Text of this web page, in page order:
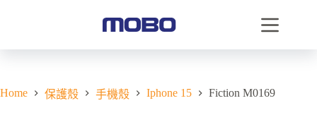
Home 保護殼 手機殼 Iphone 15 Fiction M0169